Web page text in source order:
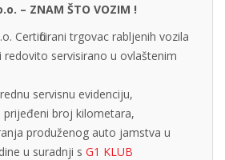
– ZNAM ŠTO VOZIM !
Certificirani trgovac rabljenih vozila
redovito servisirano u ovlaštenim
servisnu evidenciju,
broj kilometara,
produženog auto jamstva u
u suradnji s G1 KLUB